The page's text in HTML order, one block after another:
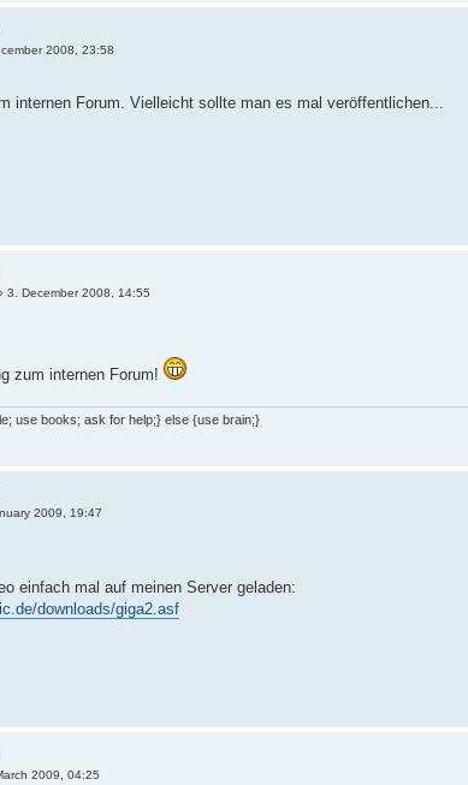
2008, 23:58
internen Forum. Vielleicht sollte man es mal veröffentlichen...
3. December 2008, 14:55
zum internen Forum!
use books; ask for help;} else {use brain;}
2009, 19:47
einfach mal auf meinen Server geladen:
downloads/giga2.asf
2009, 04:25